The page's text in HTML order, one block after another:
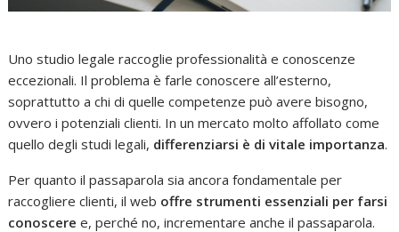
Uno studio legale raccoglie professionalità e conoscenze
eccezionali. Il problema è farle conoscere all’esterno,
soprattutto a chi di quelle competenze può avere bisogno,
ovvero i potenziali clienti. In un mercato molto affollato come
quello degli studi legali, differenziarsi è di vitale importanza.
Per quanto il passaparola sia ancora fondamentale per
raccogliere clienti, il web offre strumenti essenziali per farsi
conoscere e, perché no, incrementare anche il passaparola.